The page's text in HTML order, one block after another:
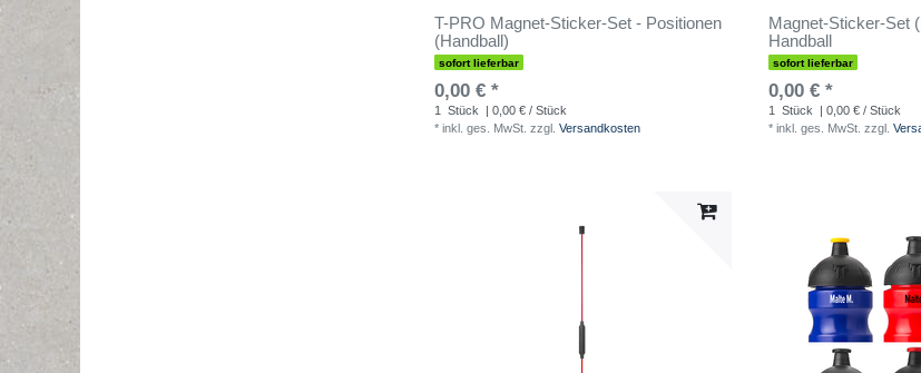
T-PRO Magnet-Sticker-Set - Positionen
(Handball)
sofort lieferbar
0,00 € *
1 Stück
| 0,00 € / Stück
* inkl. ges. MwSt. zzgl. Versandkosten
Magnet-Sticker-Set
Handball
sofort lieferbar
0,00 € *
1 Stück
| 0,00 € / Stück
* inkl. ges. MwSt. zzgl.